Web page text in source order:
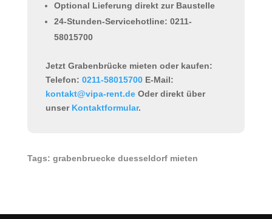
Optional Lieferung direkt zur Baustelle
24-Stunden-Servicehotline: 0211-
58015700
Jetzt Grabenbrücke mieten oder kaufen:
Telefon: 0211-58015700E-Mail:
kontakt@vipa-rent.deOder direkt über
unser Kontaktformular.
Tags: grabenbruecke duesseldorf mieten